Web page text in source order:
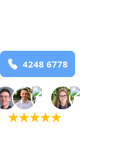
★★★★★(5,0)